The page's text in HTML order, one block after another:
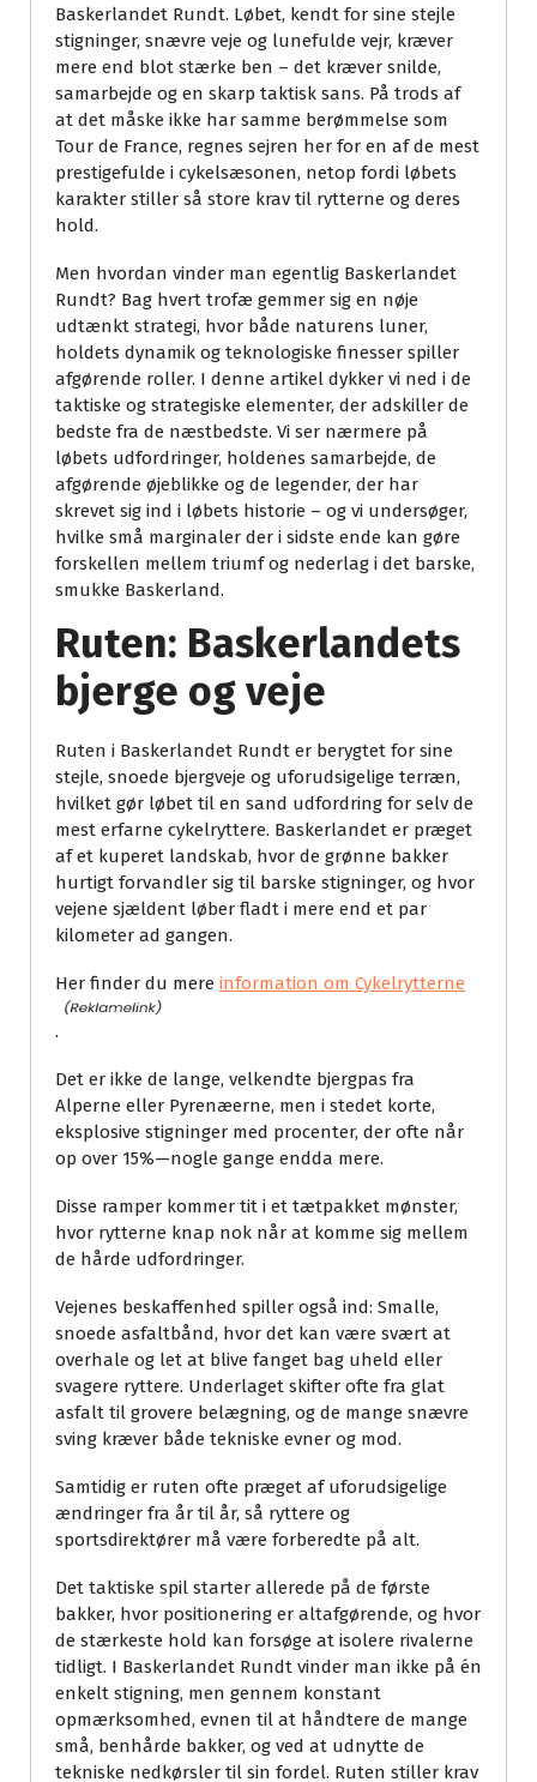
Baskerlandet Rundt. Løbet, kendt for sine stejle
stigninger, snævre veje og lunefulde vejr, kræver
mere end blot stærke ben – det kræver snilde,
samarbejde og en skarp taktisk sans. På trods af
at det måske ikke har samme berømmelse som
Tour de France, regnes sejren her for en af de mest
prestigefulde i cykelsæsonen, netop fordi løbets
karakter stiller så store krav til rytterne og deres
hold.
Men hvordan vinder man egentlig Baskerlandet
Rundt? Bag hvert trofæ gemmer sig en nøje
udtænkt strategi, hvor både naturens luner,
holdets dynamik og teknologiske finesser spiller
afgørende roller. I denne artikel dykker vi ned i de
taktiske og strategiske elementer, der adskiller de
bedste fra de næstbedste. Vi ser nærmere på
løbets udfordringer, holdenes samarbejde, de
afgørende øjeblikke og de legender, der har
skrevet sig ind i løbets historie – og vi undersøger,
hvilke små marginaler der i sidste ende kan gøre
forskellen mellem triumf og nederlag i det barske,
smukke Baskerland.
Ruten: Baskerlandets
bjerge og veje
Ruten i Baskerlandet Rundt er berygtet for sine
stejle, snoede bjergveje og uforudsigelige terræn,
hvilket gør løbet til en sand udfordring for selv de
mest erfarne cykelryttere. Baskerlandet er præget
af et kuperet landskab, hvor de grønne bakker
hurtigt forvandler sig til barske stigninger, og hvor
vejene sjældent løber fladt i mere end et par
kilometer ad gangen.
Her finder du mere information om Cykelrytterne
.
Det er ikke de lange, velkendte bjergpas fra
Alperne eller Pyrenæerne, men i stedet korte,
eksplosive stigninger med procenter, der ofte når
op over 15%—nogle gange endda mere.
Disse ramper kommer tit i et tætpakket mønster,
hvor rytterne knap nok når at komme sig mellem
de hårde udfordringer.
Vejenes beskaffenhed spiller også ind: Smalle,
snoede asfaltbånd, hvor det kan være svært at
overhale og let at blive fanget bag uheld eller
svagere ryttere. Underlaget skifter ofte fra glat
asfalt til grovere belægning, og de mange snævre
sving kræver både tekniske evner og mod.
Samtidig er ruten ofte præget af uforudsigelige
ændringer fra år til år, så ryttere og
sportsdirektører må være forberedte på alt.
Det taktiske spil starter allerede på de første
bakker, hvor positionering er altafgørende, og hvor
de stærkeste hold kan forsøge at isolere rivalerne
tidligt. I Baskerlandet Rundt vinder man ikke på én
enkelt stigning, men gennem konstant
opmærksomhed, evnen til at håndtere de mange
små, benhårde bakker, og ved at udnytte de
tekniske nedkørsler til sin fordel. Ruten stiller krav